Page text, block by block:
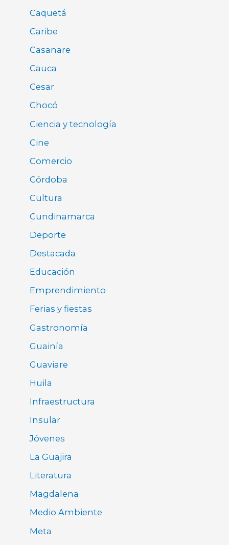
Caquetá
Caribe
Casanare
Cauca
Cesar
Chocó
Ciencia y tecnología
Cine
Comercio
Córdoba
Cultura
Cundinamarca
Deporte
Destacada
Educación
Emprendimiento
Ferias y fiestas
Gastronomía
Guainía
Guaviare
Huila
Infraestructura
Insular
Jóvenes
La Guajira
Literatura
Magdalena
Medio Ambiente
Meta